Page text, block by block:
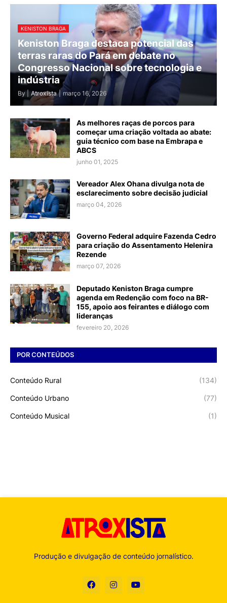
KENISTON BRAGA
Keniston Braga destaca potencial das
terras raras do Pará em debate no
Congresso Nacional sobre tecnologia e
indústria
By | Atroxista | março 16, 2026
As melhores raças de porcos para
começar uma criação voltada ao abate:
guia técnico com base na Embrapa e
ABCS
junho 01, 2025
Vereador Alex Ohana divulga nota de
esclarecimento sobre decisão judicial
março 04, 2026
Governo Federal adquire Fazenda Cedro
para criação do Assentamento Helenira
Rezende
março 07, 2026
Deputado Keniston Braga cumpre
agenda em Redenção com foco na BR-
155, apoio aos feirantes e diálogo com
lideranças
fevereiro 20, 2026
POR CONTEÚDOS
Conteúdo Rural (134)
Conteúdo Urbano (77)
Conteúdo Musical (1)
Produção e divulgação de conteúdo jornalístico.